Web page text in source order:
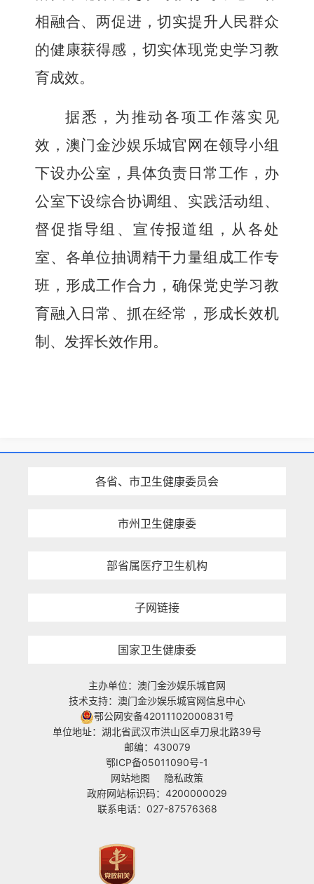
相融合、两促进，切实提升人民群众
的健康获得感，切实体现党史学习教
育成效。
据悉，为推动各项工作落实见
效，澳门金沙娱乐城官网在领导小组
下设办公室， 具体负责日常工作， 办
公室下设综合协调组、 实践活动组、
督促指导组、宣传报道组， 从各处
室、各单位抽调精干力量组成工作专
班，形成工作合力，确保党史学习教
育融入日常、抓在经常，形成长效机
制、发挥长效作用。
各省、市卫生健康委员会
市州卫生健康委
部省属医疗卫生机构
子网链接
国家卫生健康委
主办单位：澳门金沙娱乐城官网
技术支持：澳门金沙娱乐城官网信息中心
鄂公网安备42011102000831号
单位地址：湖北省武汉市洪山区卓刀泉北路39号
邮编：430079
鄂ICP备05011090号-1
网站地图
隐私政策
政府网站标识码：4200000029
联系电话：027-87576368